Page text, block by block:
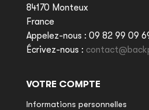
84170 Monteux
France
Appelez-nous : 09 82 99 09
Écrivez-nous :
VOTRE COMPTE
Informations personnelles